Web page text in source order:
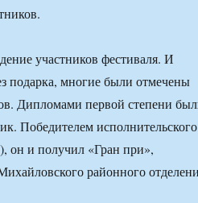
участников фестиваля. И
подарка, многие были отмечены
Дипломами первой степени
Победителем исполнительского
он и получил «Гран при»,
районного